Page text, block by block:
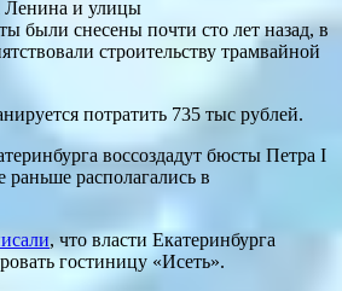
Ленина и улицы
были снесены почти сто лет назад, в
строительству трамвайной
потратить 735 тыс рублей.
воссоздадут бюсты Петра I
располагались в
, что власти Екатеринбурга
гостиницу «Исеть».